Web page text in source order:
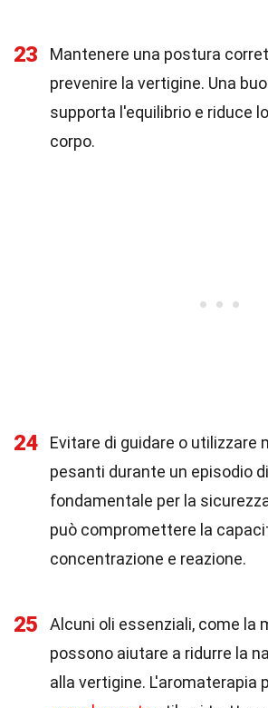
23
Mantenere una postura
prevenire la vertigine. Una
supporta l'equilibrio e riduce
corpo.
24
Evitare di guidare o utilizzare
pesanti durante un episodio
fondamentale per la
può compromettere la
concentrazione e reazione.
25
Alcuni oli essenziali, come la
possono aiutare a ridurre la
alla vertigine. L'aromaterapia